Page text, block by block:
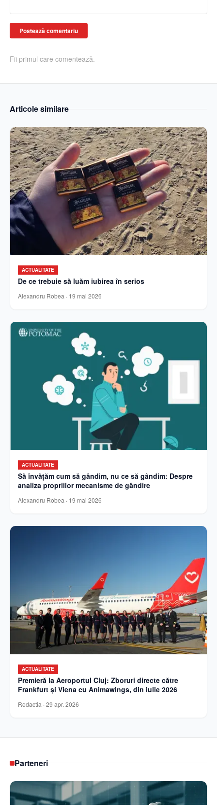
Postează comentariu
Fii primul care comentează.
Articole similare
ACTUALITATE
De ce trebuie să luăm iubirea în serios
Alexandru Robea · 19 mai 2026
ACTUALITATE
Să învățăm cum să gândim, nu ce să gândim: Despre
analiza propriilor mecanisme de gândire
Alexandru Robea · 19 mai 2026
ACTUALITATE
Premieră la Aeroportul Cluj: Zboruri directe către
Frankfurt și Viena cu Animawings, din iulie 2026
Redactia · 29 apr. 2026
Parteneri